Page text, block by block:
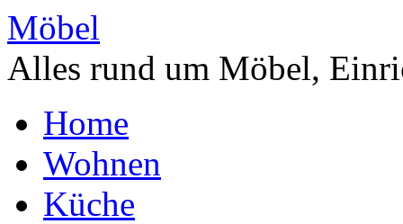
Möbel
Alles rund um Möbel,
Home
Wohnen
Küche